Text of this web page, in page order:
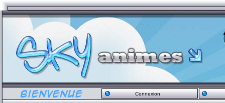
Connexion